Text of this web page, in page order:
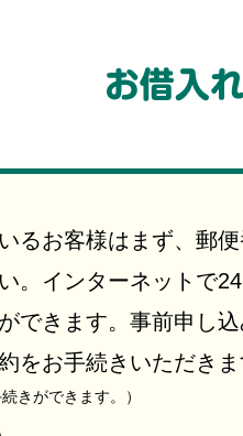
るお客様はまず、郵
。インターネットで24
できます。事前申し込
をお手続きいただきま
きができます。）